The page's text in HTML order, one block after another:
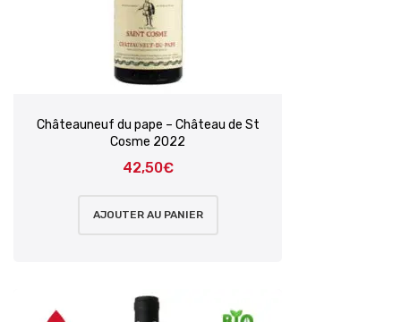
Châteauneuf du pape – Château de St
Cosme 2022
42,50€
AJOUTER AU PANIER